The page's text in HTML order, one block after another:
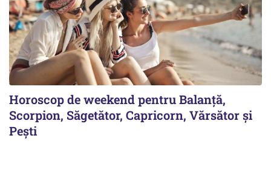
Horoscop de weekend pentru Balanță,
Scorpion, Săgetător, Capricorn, Vărsător și
Pești